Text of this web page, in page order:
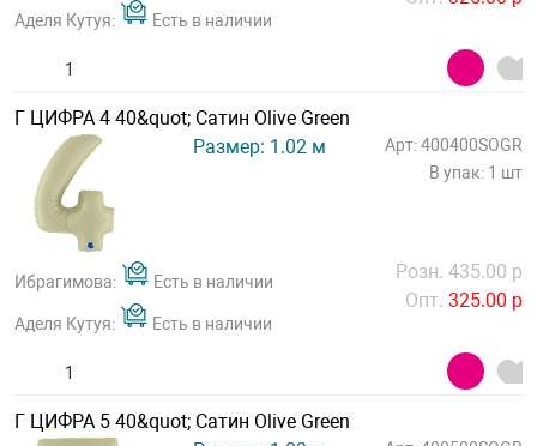
Аделя Кутуя: Есть в наличии
Г ЦИФРА 4 40&quot; Сатин Olive Green
Размер: 1.02 м
Арт: 400400SOGR
В упак: 1 шт
Ибрагимова: Есть в наличии
Аделя Кутуя: Есть в наличии
Розн. 435.00 р
Опт. 325.00 р
Г ЦИФРА 5 40&quot; Сатин Olive Green